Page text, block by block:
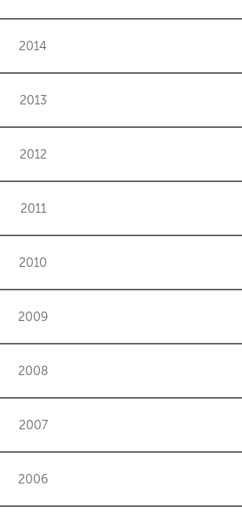
2014
2013
2012
2011
2010
2009
2008
2007
2006